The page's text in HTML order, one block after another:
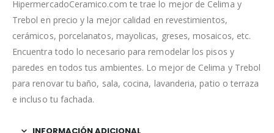
HipermercadoCeramico.com te trae lo mejor de Celima y
Trebol en precio y la mejor calidad en revestimientos,
cerámicos, porcelanatos, mayolicas, greses, mosaicos, etc.
Encuentra todo lo necesario para remodelar los pisos y
paredes en todos tus ambientes. Lo mejor de Celima y Trebol
para renovar tu baño, sala, cocina, lavanderia, patio o terraza
e incluso tu fachada.